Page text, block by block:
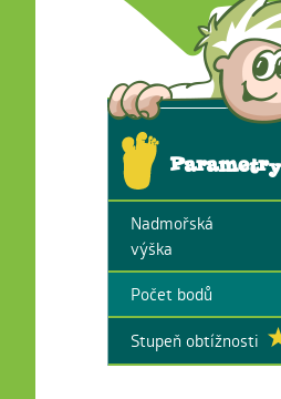
Parametry
Nadmořská
výška
Počet bodů
Stupeň obtížnosti